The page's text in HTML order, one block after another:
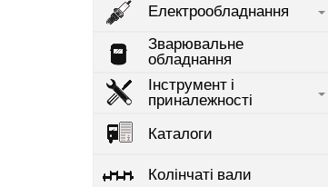
Електрообладнання
Зварювальне
обладнання
Інструмент і
приналежності
Каталоги
Колінчаті вали